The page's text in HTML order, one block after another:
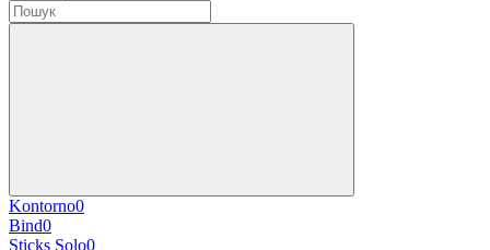
Kontorno0
Bind0
Sticks Solo0